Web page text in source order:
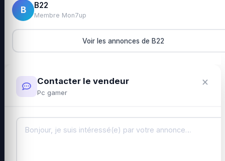
B B22
Membre Mon7up
Voir les annonces de B22
Contacter le vendeur
Pc gamer
×